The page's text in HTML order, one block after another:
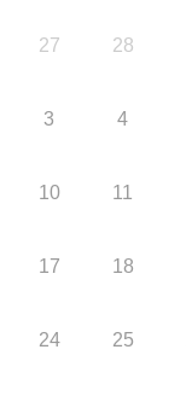
27 28
3 4
10 11
17 18
24 25